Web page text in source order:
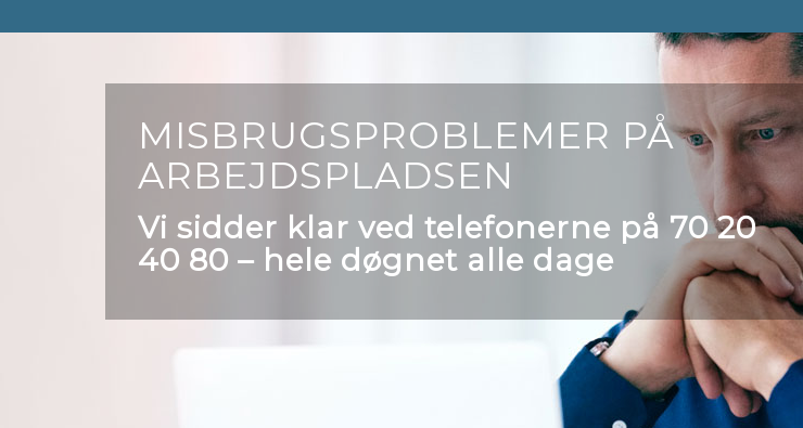
MISBRUGSPROBLEMER PÅ
ARBEJDSPLADSEN
Vi sidder klar ved telefonerne på 70 20
40 80 – hele døgnet alle dage